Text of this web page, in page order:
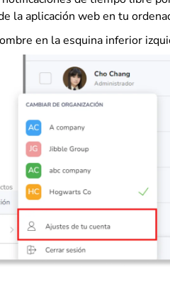
la aplicación web en tu
en la esquina inferior